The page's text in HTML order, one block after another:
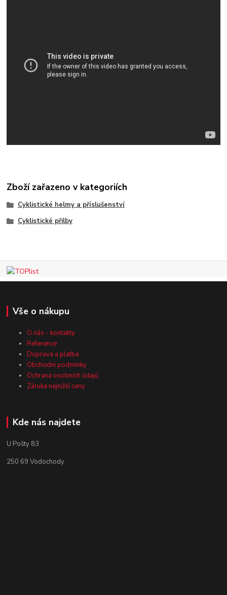
Zboží zařazeno v kategoriích
Cyklistické helmy a příslušenství
Cyklistické přilby
Vše o nákupu
O nás - kontakty
Reference
Doprava a platba
Obchodní podmínky
Ochrana osobních údajů
Záruka nejnižší ceny
Kde nás najdete
U Pošty 83
250 69 Vodochody